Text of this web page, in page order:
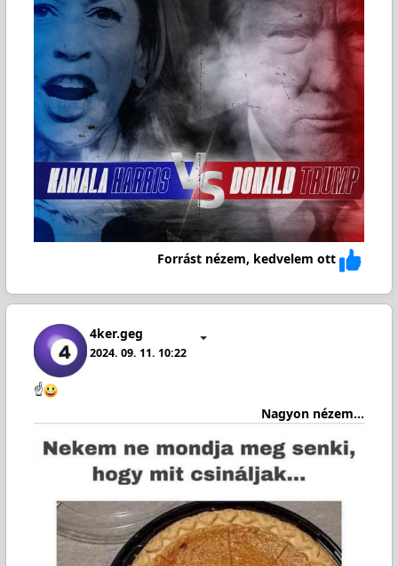
Forrást nézem, kedvelem ott
4ker.geg
2024. 09. 11. 10:22
☝️
Nagyon nézem...